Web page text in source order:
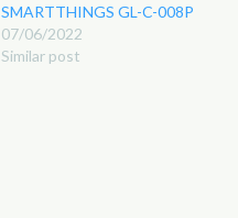
SMARTTHINGS GL-C-008P
07/06/2022
Similar post